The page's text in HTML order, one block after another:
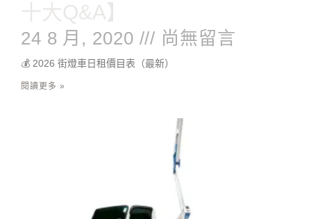
十大Q&A】
24 8 月, 2020 尚無留言
💰 2026 街燈車日租價目表（最新）
閱讀更多 »